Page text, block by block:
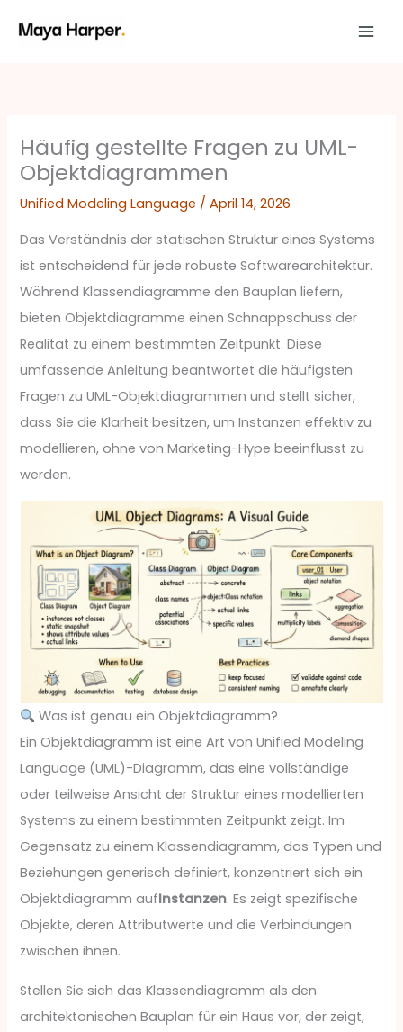
Inhalt
Häufig gestellte Fragen zu UML-
Objektdiagrammen
Unified Modeling Language /April 14, 2026
Das Verständnis der statischen Struktur eines Systems
ist entscheidend für jede robuste Softwarearchitektur.
Während Klassendiagramme den Bauplan liefern,
bieten Objektdiagramme einen Schnappschuss der
Realität zu einem bestimmten Zeitpunkt. Diese
umfassende Anleitung beantwortet die häufigsten
Fragen zu UML-Objektdiagrammen und stellt sicher,
dass Sie die Klarheit besitzen, um Instanzen effektiv zu
modellieren, ohne von Marketing-Hype beeinflusst zu
werden.
Was ist genau ein Objektdiagramm?
Ein Objektdiagramm ist eine Art von Unified Modeling
Language (UML)-Diagramm, das eine vollständige
oder teilweise Ansicht der Struktur eines modellierten
Systems zu einem bestimmten Zeitpunkt zeigt. Im
Gegensatz zu einem Klassendiagramm, das Typen und
Beziehungen generisch definiert, konzentriert sich ein
Objektdiagramm aufInstanzen. Es zeigt spezifische
Objekte, deren Attributwerte und die Verbindungen
zwischen ihnen.
Stellen Sie sich das Klassendiagramm als den
architektonischen Bauplan für ein Haus vor, der zeigt,